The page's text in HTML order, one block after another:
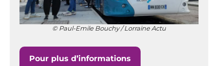
© Paul-Emile Bouchy / Lorraine Actu
Pour plus d’informations